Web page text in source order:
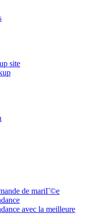
site
de mariГ©e
avec la meilleure